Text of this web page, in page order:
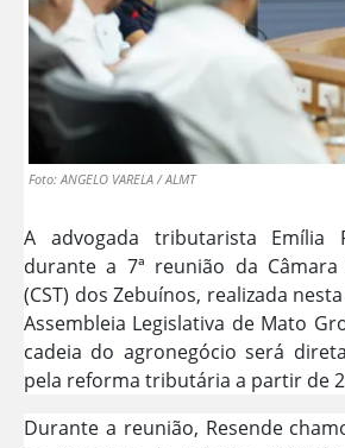
Foto: ANGELO VARELA / ALMT
A advogada tributarista Emília
durante a 7ª reunião da Câmara
(CST) dos Zebuínos, realizada
Assembleia Legislativa de Mato
cadeia do agronegócio será
pela reforma tributária a partir de
Durante a reunião, Resende